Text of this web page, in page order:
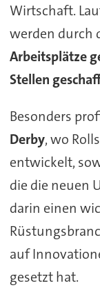
Wirtschaft.
werden durch
Arbeitsplätze
Stellen
Besonders
Derby, wo
entwickelt,
die die neuen
darin einen
auf
gesetzt hat.